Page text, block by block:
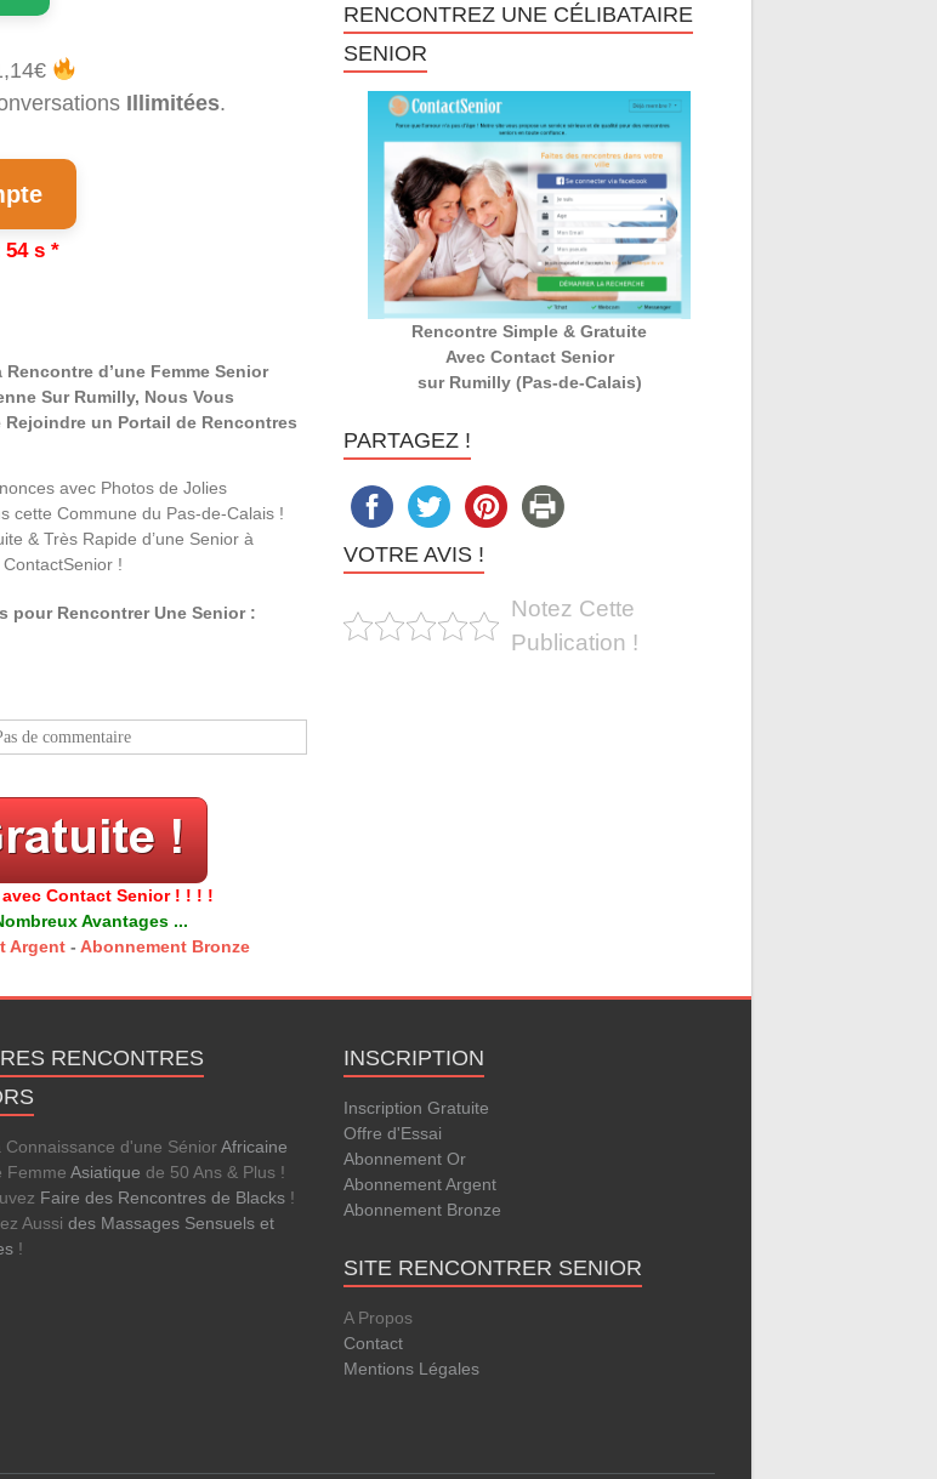
Illimitées.
53 s *
Rencontre d’une Femme Senior
Sur Rumilly, Nous Vous
un Portail de Rencontres
avec Photos de Jolies
cette Commune du Pas-de-Calais !
& Très Rapide d’une Senior à
!
pour Rencontrer Une Senior :
de commentaire
Contact Senior ! ! ! !
Avantages ...
Argent- Abonnement Bronze
RENCONTREZ UNE CÉLIBATAIRE
SENIOR
Rencontre Simple & Gratuite
Avec Contact Senior
sur Rumilly (Pas-de-Calais)
PARTAGEZ !
VOTRE AVIS !
Notez Cette
Publication !
RENCONTRES
Connaissance d'une SéniorAfricaine
Femme Asiatique de 50 Ans & Plus !
Faire des Rencontres de Blacks !
Aussi des Massages Sensuels et
!
INSCRIPTION
Inscription Gratuite
Offre d'Essai
Abonnement Or
Abonnement Argent
Abonnement Bronze
SITE RENCONTRER SENIOR
A Propos
Contact
Mentions Légales